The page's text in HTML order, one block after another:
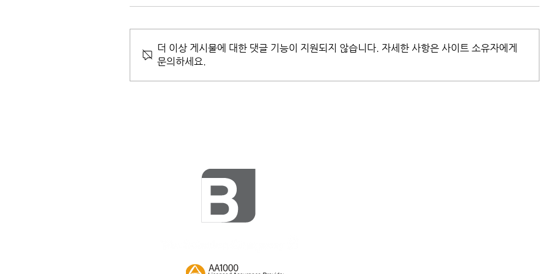
더 이상 게시물에 대한 댓글 기능이 지원되지 않습니다. 자세한 사항은 사이트 소유자에게
문의하세요.